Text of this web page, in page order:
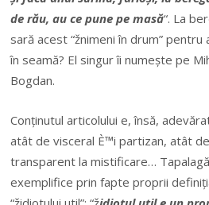
de rău, au ce pune pe masă“. La
sară acest “žnimeni în drum”
în seamă? El singur îi numește pe
Bogdan.
Conținutul articolului e, însă,
atât de visceral È™i partizan, atât
transparent la mistificare…
exemplifice prin fapte proprii